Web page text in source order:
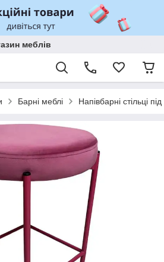
меблів
Барні меблі Напівбарні стільці